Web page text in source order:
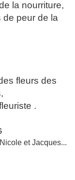
la nourriture,
de peur de la
fleurs des
.
et Jacques...